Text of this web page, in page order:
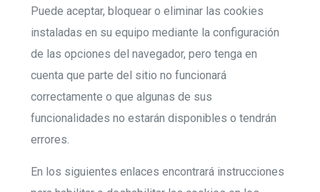
Puede aceptar, bloquear o eliminar las cookies
instaladas en su equipo mediante la configuración
de las opciones del navegador, pero tenga en
cuenta que parte del sitio no funcionará
correctamente o que algunas de sus
funcionalidades no estarán disponibles o tendrán
errores.
En los siguientes enlaces encontrará instrucciones